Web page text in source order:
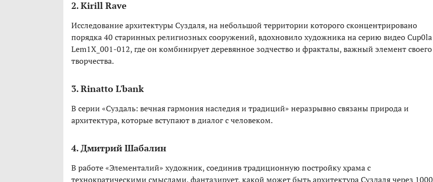
2. Kirill Rave
Исследование архитектуры Суздаля, на небольшой территории которого сконцентрировано
порядка 40 старинных религиозных сооружений, вдохновило художника на серию видео Cup0la
Lem1X_001-012, где он комбинирует деревянное зодчество и фракталы, важный элемент своего
творчества.
3. Rinatto L'bank
В серии «Суздаль: вечная гармония наследия и традиций» неразрывно связаны природа и
архитектура, которые вступают в диалог с человеком.
4. Дмитрий Шабалин
В работе «Элементалий» художник, соединив традиционную постройку храма с
технократическими смыслами, фантазирует, какой может быть архитектура Суздаля через 1000